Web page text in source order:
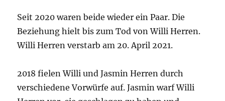
Seit 2020 waren beide wieder ein Paar. Die
Beziehung hielt bis zum Tod von Willi Herren.
Willi Herren verstarb am 20. April 2021.
2018 fielen Willi und Jasmin Herren durch
verschiedene Vorwürfe auf. Jasmin warf Willi